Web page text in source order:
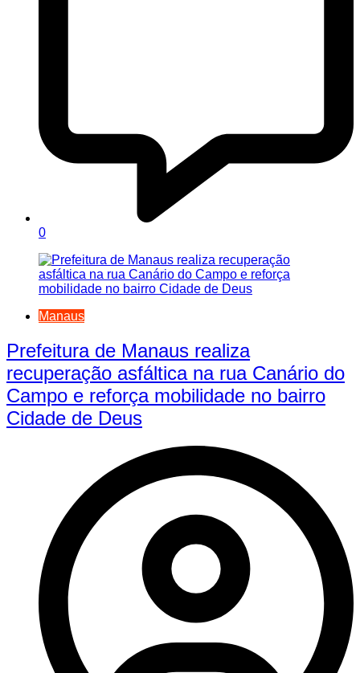
0
Manaus
Prefeitura de Manaus realiza
recuperação asfáltica na rua Canário do
Campo e reforça mobilidade no bairro
Cidade de Deus